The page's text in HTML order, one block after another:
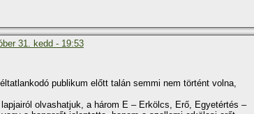
31. kedd - 19:53
publikum előtt talán semmi nem történt volna,
olvashatjuk, a három E – Erkölcs, Erő, Egyetértés –